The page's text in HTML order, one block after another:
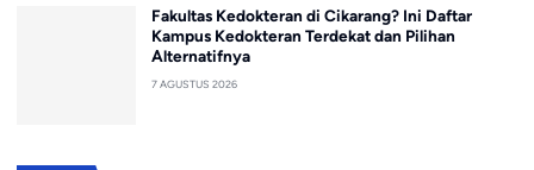
Fakultas Kedokteran di Cikarang? Ini Daftar
Kampus Kedokteran Terdekat dan Pilihan
Alternatifnya
7 AGUSTUS 2026